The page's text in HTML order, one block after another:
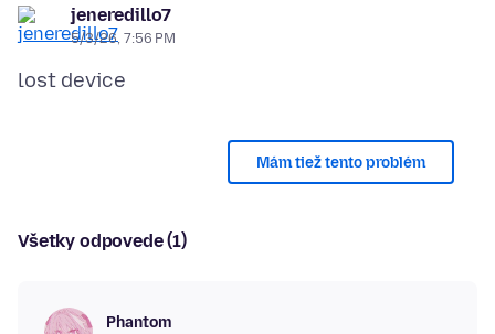
jeneredillo7
5/3/26, 7:56 PM
Mám tiež tento problém
Všetky odpovede (1)
Phantom